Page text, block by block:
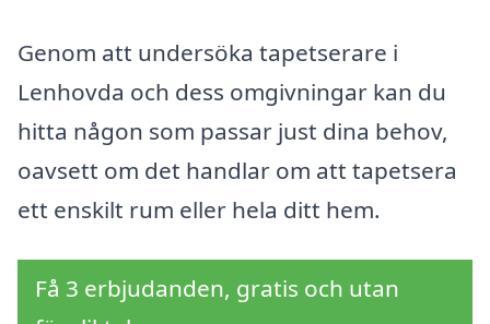
Genom att undersöka tapetserare i
Lenhovda och dess omgivningar kan du
hitta någon som passar just dina behov,
oavsett om det handlar om att tapetsera
ett enskilt rum eller hela ditt hem.
Få 3 erbjudanden, gratis och utan